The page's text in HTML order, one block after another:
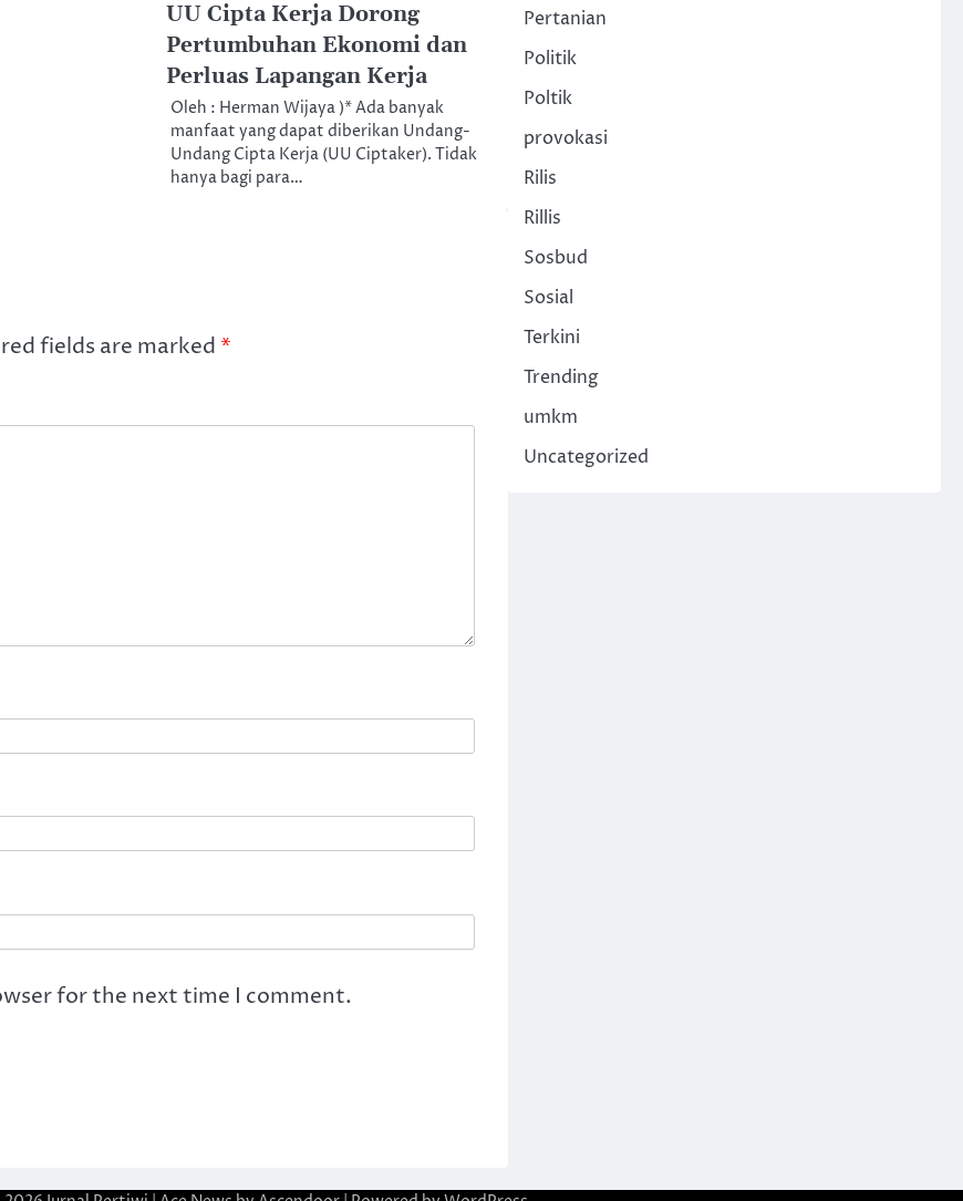
UU Cipta Kerja Dorong
Pertumbuhan Ekonomi dan
Perluas Lapangan Kerja
Oleh : Herman Wijaya )* Ada banyak
manfaat yang dapat diberikan Undang-
Undang Cipta Kerja (UU Ciptaker). Tidak
hanya bagi para…
fields are marked *
for the next time I comment.
Pertanian
Politik
Poltik
provokasi
Rilis
Rillis
Sosbud
Sosial
Terkini
Trending
umkm
Uncategorized